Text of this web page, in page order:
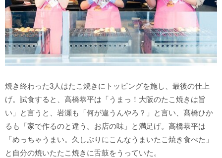
焼き終わった3人はたこ焼きにトッピングを施し、最後の仕上
げ。試食すると、高橋恭平は「うまっ！大阪のたこ焼きは旨
い」と言うと、岩瀬も「何が違うんやろ？」と言い、髙橋ひか
るも「家で作るのと違う。お店の味」と満足げ。高橋恭平は
「めっちゃうまい。久しぶりにこんなうまいたこ焼き食べた」
と自分の焼いたたこ焼きに舌鼓をうっていた。